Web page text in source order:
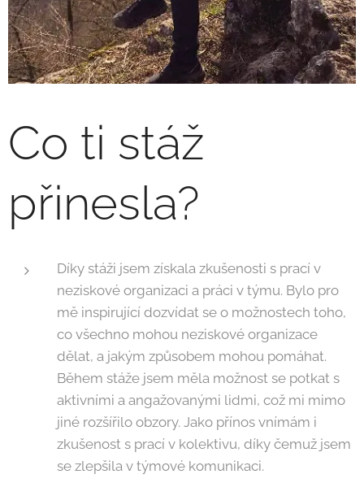
Co ti stáž
přinesla?
Díky stáži jsem získala zkušenosti s prací v
neziskové organizaci a práci v týmu. Bylo pro
mě inspirující dozvídat se o možnostech toho,
co všechno mohou neziskové organizace
dělat, a jakým způsobem mohou pomáhat.
Během stáže jsem měla možnost se potkat s
aktivními a angažovanými lidmi, což mi mimo
jiné rozšířilo obzory. Jako přínos vnímám i
zkušenost s prací v kolektivu, díky čemuž jsem
se zlepšila v týmové komunikaci.